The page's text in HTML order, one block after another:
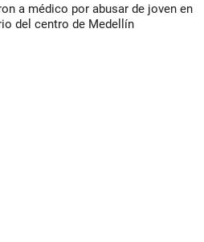
a médico por abusar de joven en
del centro de Medellín